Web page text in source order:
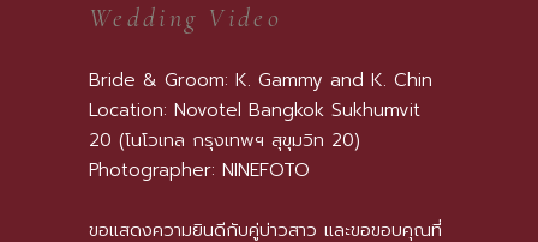
Wedding Video
Bride & Groom: K. Gammy and K. Chin
Location: Novotel Bangkok Sukhumvit
20 (โนโวเทล กรุงเทพฯ สุขุมวิท 20)
Photographer: NINEFOTO
ขอแสดงความยินดีกับคู่บ่าวสาว และขอขอบคุณที่